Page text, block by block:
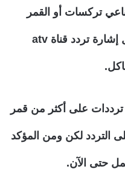
تركسات أو القمر
الصناعي أسترا حتى يتم استقبال إشارة تردد قناة atv
على أكثر من قمر
التردد لكن ومن المؤكد
حتى الآن.